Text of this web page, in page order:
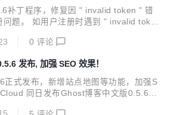
] 优化删除用户提醒通知文案。 [修复]
他用户密码。 [修复] 修复站点地图部分
补丁程序，修复因 " invalid token " 错
题。 如用户注册时遇到 " invalid token
0.5.6-zh-patch201412080730.zip
使用点云DianCloud提供的 Ghost 博客
，即可开启自己的Ghost博客。 中文版
0 评论
发布, 加强 SEO 效果！
正式发布，新增站点地图等功能，加强S
同日发布Ghost博客中文版0.5.6源